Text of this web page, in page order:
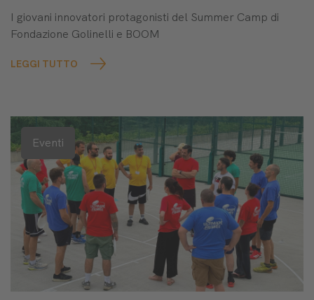
I giovani innovatori protagonisti del Summer Camp di
Fondazione Golinelli e BOOM
LEGGI TUTTO
Eventi